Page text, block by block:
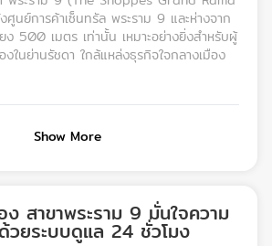
นย์การค้าเซ็นทรัล พระราม 9 และห่างจาก
ง 500 เมตร เท่านั้น เหมาะอย่างยิ่งสำหรับผู้
งในย่านรัชดา ใกล้แหล่งธุรกิจใจกลางเมือง
Show More
ง สาขาพระราม 9 มั่นใจความ
ยระบบดูแล 24 ชั่วโมง